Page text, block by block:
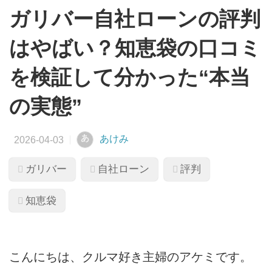
ガリバー自社ローンの評判
はやばい？知恵袋の口コミ
を検証して分かった“本当
の実態”
あ あけみ
ガリバー 自社ローン 評判
知恵袋
こんにちは、クルマ好き主婦のアケミです。